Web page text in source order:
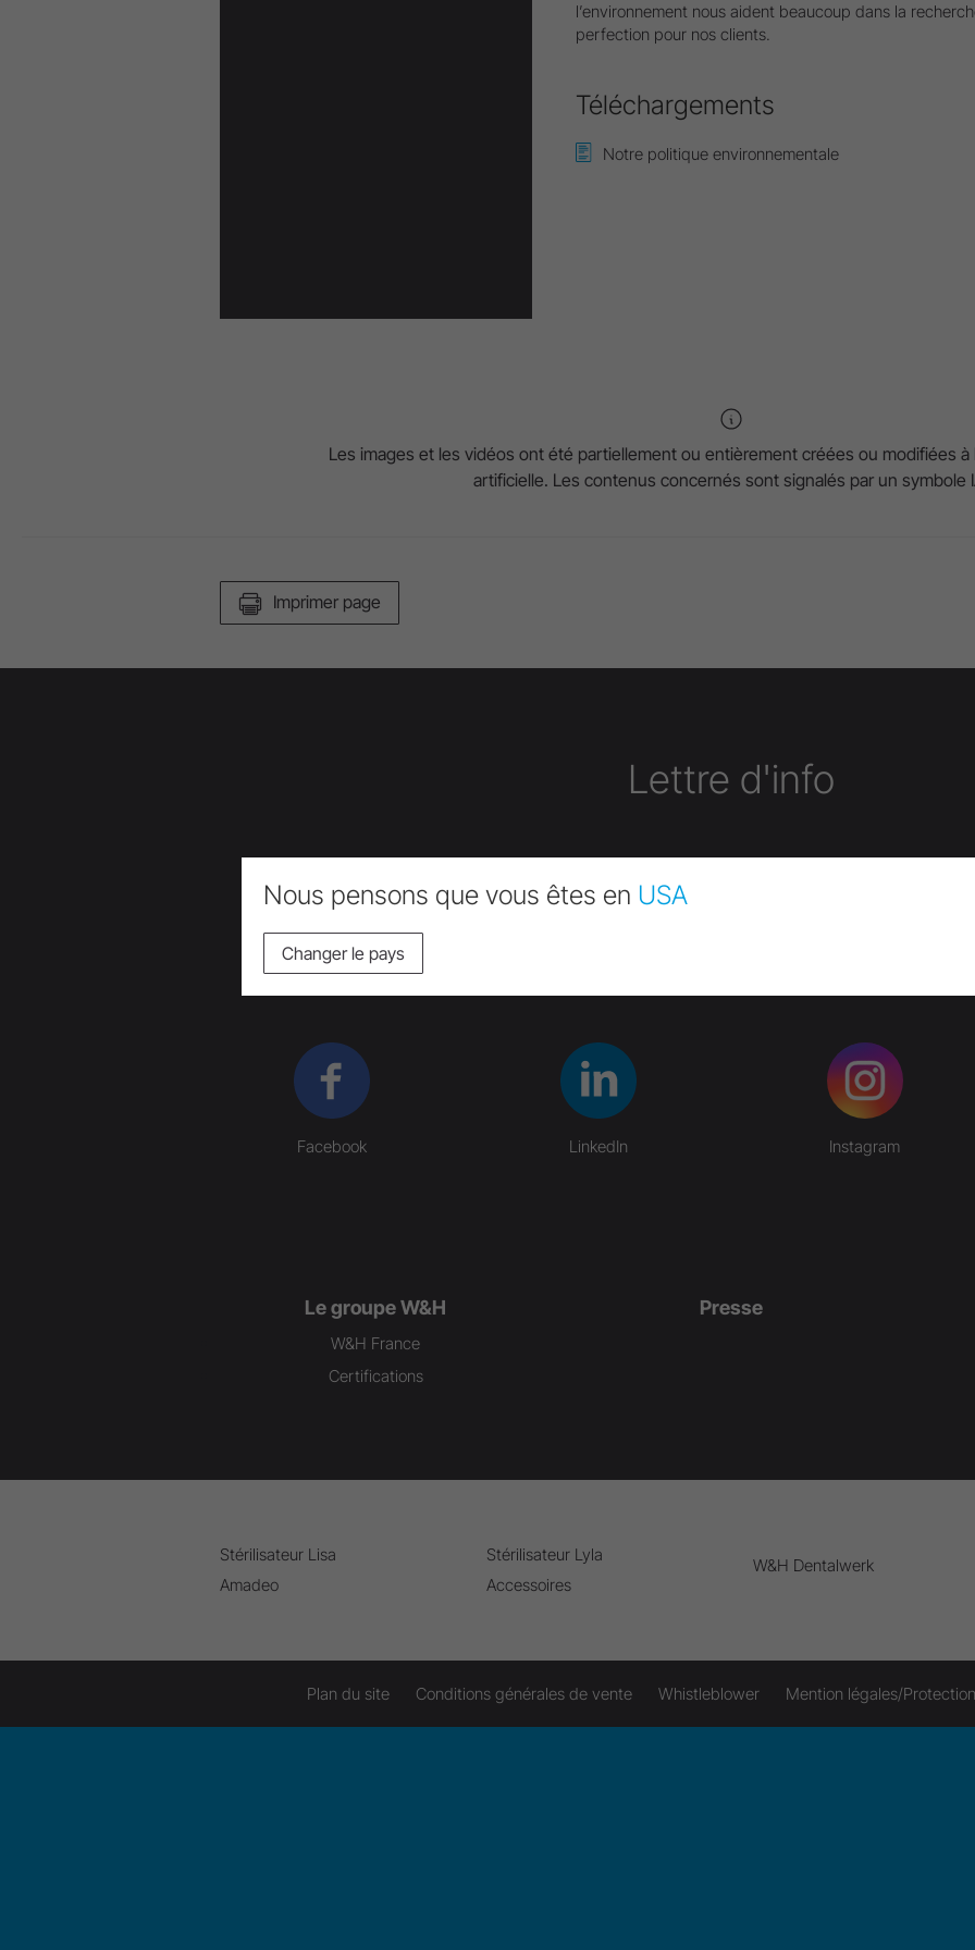
Le Service Après-Vente
l’environnement nous aident beaucoup dans la
perfection pour nos clients.
Téléchargements
Notre politique environnementale
Les images et les vidéos ont été partiellement ou entièrement créées ou modifiées à
artificielle. Les contenus concernés sont signalés par un symbole
Imprimer page
Lettre d'info
Facebook LinkedIn Instagram
Le groupe W&H
W&H France
Certifications
Presse
Stérilisateur Lisa
Amadeo
Stérilisateur Lyla
Accessoires
W&H Dentalwerk
Plan du site Conditions générales de vente Whistleblower Mention légales/
Nous pensons que vous êtes en USA
Changer le pays